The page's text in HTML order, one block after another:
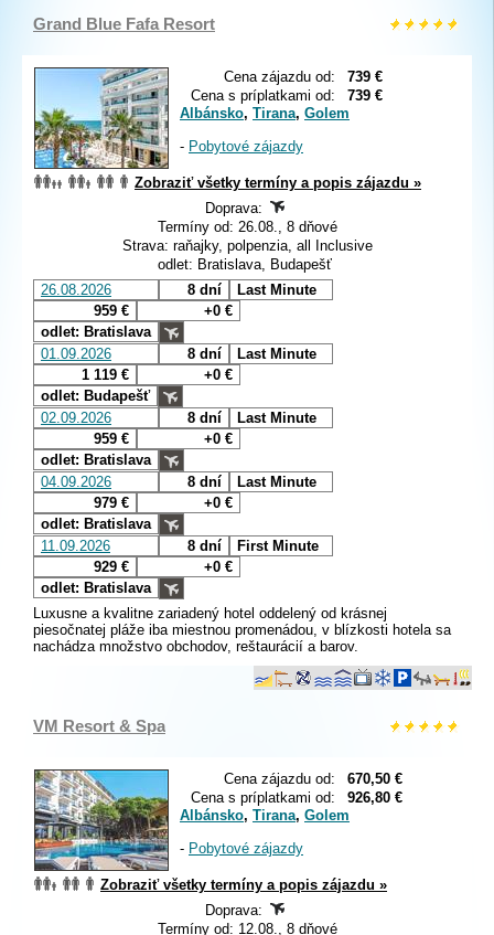
Grand Blue Fafa Resort
Cena zájazdu od:
739 €
Cena s príplatkami od:
739 €
Albánsko, Tirana, Golem
- Pobytové zájazdy
Zobraziť všetky termíny a popis zájazdu »
Doprava:
Termíny od: 26.08., 8 dňové
Strava: raňajky, polpenzia, all Inclusive
odlet: Bratislava, Budapešť
26.08.2026
8 dní
Last Minute
959 €
+0 €
odlet: Bratislava
01.09.2026
8 dní
Last Minute
1 119 €
+0 €
odlet: Budapešť
02.09.2026
8 dní
Last Minute
959 €
+0 €
odlet: Bratislava
04.09.2026
8 dní
Last Minute
979 €
+0 €
odlet: Bratislava
11.09.2026
8 dní
First Minute
929 €
+0 €
odlet: Bratislava
Luxusne a kvalitne zariadený hotel oddelený od krásnej
piesočnatej pláže iba miestnou promenádou, v blízkosti hotela sa
nachádza množstvo obchodov, reštaurácií a barov.
VM Resort & Spa
Cena zájazdu od:
670,50 €
Cena s príplatkami od:
926,80 €
Albánsko, Tirana, Golem
- Pobytové zájazdy
Zobraziť všetky termíny a popis zájazdu »
Doprava:
Termíny od: 12.08., 8 dňové